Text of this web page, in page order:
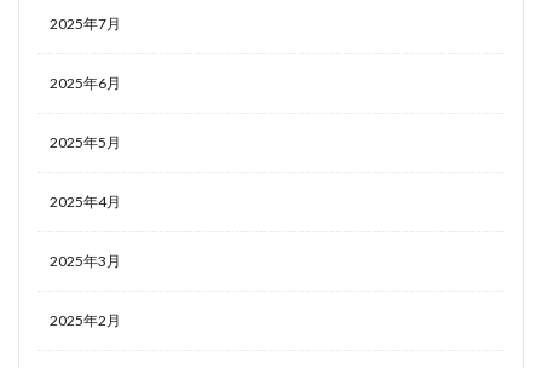
2025年7月
2025年6月
2025年5月
2025年4月
2025年3月
2025年2月